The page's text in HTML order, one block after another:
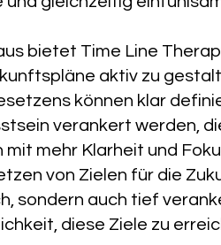
bietet Time Line
aktiv zu
können klar
verankert werden,
mit mehr Klarheit und
von Zielen für die
sondern auch tief
diese Ziele zu